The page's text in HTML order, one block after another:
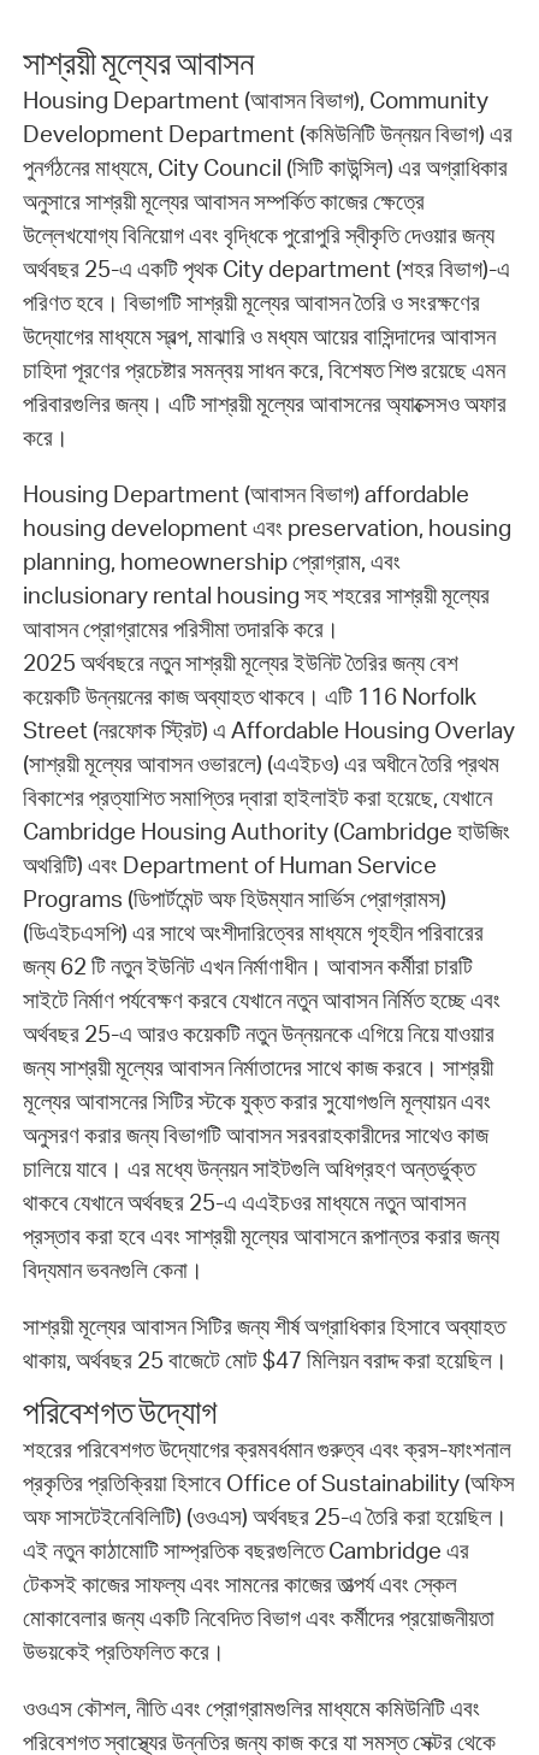
সাশ্রয়ী মূল্যের আবাসন
Housing Department (আবাসন বিভাগ), Community
Development Department (কমিউনিটি উন্নয়ন বিভাগ) এর
পুনর্গঠনের মাধ্যমে, City Council (সিটি কাউন্সিল) এর অগ্রাধিকার
অনুসারে সাশ্রয়ী মূল্যের আবাসন সম্পর্কিত কাজের ক্ষেত্রে
উল্লেখযোগ্য বিনিয়োগ এবং বৃদ্ধিকে পুরোপুরি স্বীকৃতি দেওয়ার জন্য
অর্থবছর 25-এ একটি পৃথক City department (শহর বিভাগ)-এ
পরিণত হবে। বিভাগটি সাশ্রয়ী মূল্যের আবাসন তৈরি ও সংরক্ষণের
উদ্যোগের মাধ্যমে স্বল্প, মাঝারি ও মধ্যম আয়ের বাসিন্দাদের আবাসন
চাহিদা পূরণের প্রচেষ্টার সমন্বয় সাধন করে, বিশেষত শিশু রয়েছে এমন
পরিবারগুলির জন্য। এটি সাশ্রয়ী মূল্যের আবাসনের অ্যাক্সেসও অফার
করে।
Housing Department (আবাসন বিভাগ) affordable
housing development এবং preservation, housing
planning, homeownership প্রোগ্রাম, এবং
inclusionary rental housing সহ শহরের সাশ্রয়ী মূল্যের
আবাসন প্রোগ্রামের পরিসীমা তদারকি করে।
2025 অর্থবছরে নতুন সাশ্রয়ী মূল্যের ইউনিট তৈরির জন্য বেশ
কয়েকটি উন্নয়নের কাজ অব্যাহত থাকবে। এটি 116 Norfolk
Street (নরফোক স্ট্রিট) এ Affordable Housing Overlay
(সাশ্রয়ী মূল্যের আবাসন ওভারলে) (এএইচও) এর অধীনে তৈরি প্রথম
বিকাশের প্রত্যাশিত সমাপ্তির দ্বারা হাইলাইট করা হয়েছে, যেখানে
Cambridge Housing Authority (Cambridge হাউজিং
অথরিটি) এবং Department of Human Service
Programs (ডিপার্টমেন্ট অফ হিউম্যান সার্ভিস প্রোগ্রামস)
(ডিএইচএসপি) এর সাথে অংশীদারিত্বের মাধ্যমে গৃহহীন পরিবারের
জন্য 62 টি নতুন ইউনিট এখন নির্মাণাধীন। আবাসন কর্মীরা চারটি
সাইটে নির্মাণ পর্যবেক্ষণ করবে যেখানে নতুন আবাসন নির্মিত হচ্ছে এবং
অর্থবছর 25-এ আরও কয়েকটি নতুন উন্নয়নকে এগিয়ে নিয়ে যাওয়ার
জন্য সাশ্রয়ী মূল্যের আবাসন নির্মাতাদের সাথে কাজ করবে। সাশ্রয়ী
মূল্যের আবাসনের সিটির স্টকে যুক্ত করার সুযোগগুলি মূল্যায়ন এবং
অনুসরণ করার জন্য বিভাগটি আবাসন সরবরাহকারীদের সাথেও কাজ
চালিয়ে যাবে। এর মধ্যে উন্নয়ন সাইটগুলি অধিগ্রহণ অন্তর্ভুক্ত
থাকবে যেখানে অর্থবছর 25-এ এএইচওর মাধ্যমে নতুন আবাসন
প্রস্তাব করা হবে এবং সাশ্রয়ী মূল্যের আবাসনে রূপান্তর করার জন্য
বিদ্যমান ভবনগুলি কেনা।
সাশ্রয়ী মূল্যের আবাসন সিটির জন্য শীর্ষ অগ্রাধিকার হিসাবে অব্যাহত
থাকায়, অর্থবছর 25 বাজেটে মোট $47 মিলিয়ন বরাদ্দ করা হয়েছিল।
পরিবেশগত উদ্যোগ
শহরের পরিবেশগত উদ্যোগের ক্রমবর্ধমান গুরুত্ব এবং ক্রস-ফাংশনাল
প্রকৃতির প্রতিক্রিয়া হিসাবে Office of Sustainability (অফিস
অফ সাসটেইনেবিলিটি) (ওওএস) অর্থবছর 25-এ তৈরি করা হয়েছিল।
এই নতুন কাঠামোটি সাম্প্রতিক বছরগুলিতে Cambridge এর
টেকসই কাজের সাফল্য এবং সামনের কাজের তাত্পর্য এবং স্কেল
মোকাবেলার জন্য একটি নিবেদিত বিভাগ এবং কর্মীদের প্রয়োজনীয়তা
উভয়কেই প্রতিফলিত করে।
ওওএস কৌশল, নীতি এবং প্রোগ্রামগুলির মাধ্যমে কমিউনিটি এবং
পরিবেশগত স্বাস্থ্যের উন্নতির জন্য কাজ করে যা সমস্ত সেক্টর থেকে